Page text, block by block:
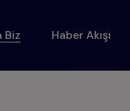
Biz Haber Akışı